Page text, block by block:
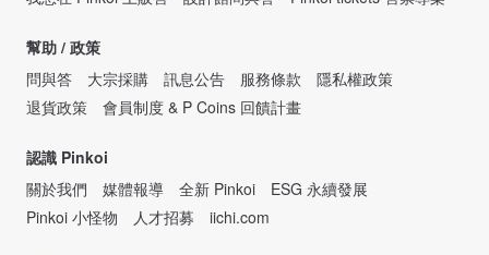
幫助 / 政策
問與答
大宗採購 訊息公告 服務條款
隱私權政策
退貨政策
會員制度 & P Coins 回饋計畫
認識 Pinkoi
關於我們
媒體報導 全新 Pinkoi
ESG 永續發展
Pinkoi 小怪物
人才招募 iichi.com